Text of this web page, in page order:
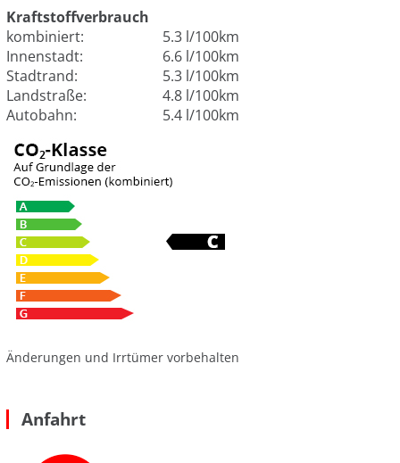
Kraftstoffverbrauch
kombiniert:
5.3 l/100km
Innenstadt:
6.6 l/100km
Stadtrand:
5.3 l/100km
Landstraße:
4.8 l/100km
Autobahn:
5.4 l/100km
Änderungen und Irrtümer vorbehalten
Anfahrt